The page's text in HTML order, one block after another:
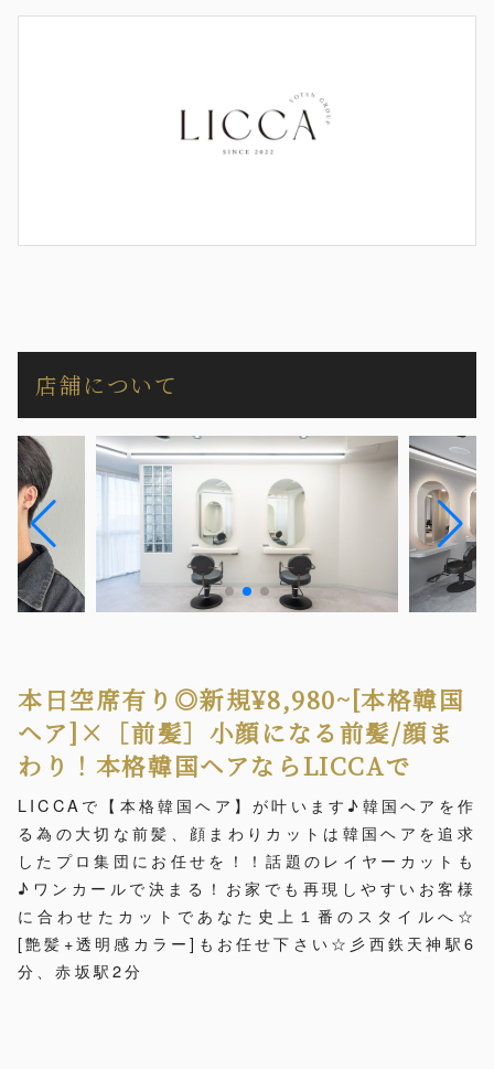
店舗について
本日空席有り◎新規¥8,980~[本格韓国
ヘア]×［前髪］小顔になる前髪/顔ま
わり！本格韓国ヘアならLICCAで
LICCAで【本格韓国ヘア】が叶います♪韓国ヘアを作
る為の大切な前髪、顔まわりカットは韓国ヘアを追求
したプロ集団にお任せを！！話題のレイヤーカットも
♪ワンカールで決まる！お家でも再現しやすいお客様
に合わせたカットであなた史上１番のスタイルへ☆
[艶髪+透明感カラー]もお任せ下さい☆彡西鉄天神駅6
分、赤坂駅2分